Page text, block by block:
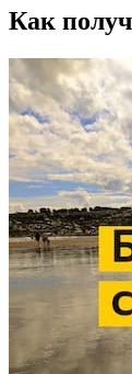
Как